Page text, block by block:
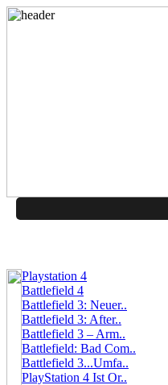
Playstation 4
Battlefield 4
Battlefield 3: Neuer..
Battlefield 3: After..
Battlefield 3 – Arm..
Battlefield: Bad Com..
Battlefield 3...Umfa..
PlayStation 4 Ist Or..